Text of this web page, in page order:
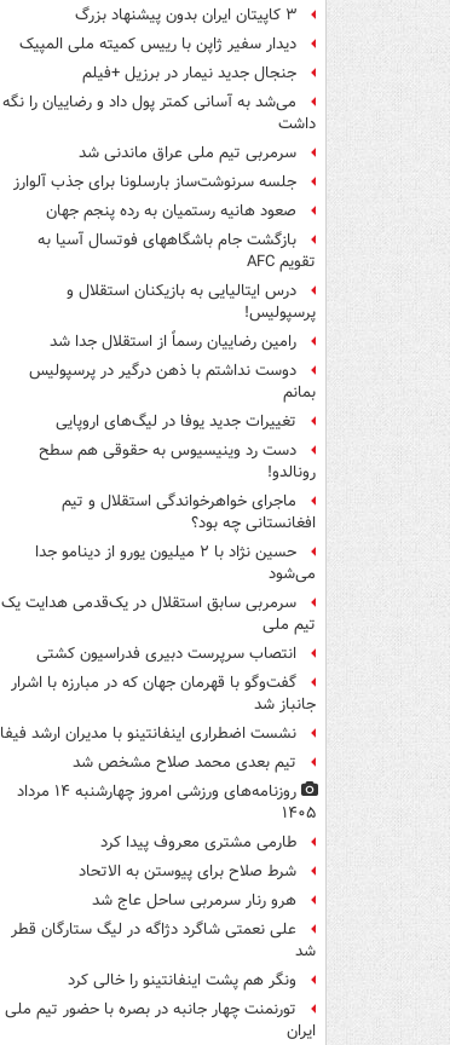
۳ کاپیتان ایران بدون پیشنهاد بزرگ
دیدار سفیر ژاپن با رییس کمیته ملی المپیک
جنجال جدید نیمار در برزیل +فیلم
می‌شد به آسانی کمتر پول داد و رضاییان را نگه
داشت
سرمربی تیم ملی عراق ماندنی شد
جلسه سرنوشت‌ساز بارسلونا برای جذب آلوارز
صعود هانیه رستمیان به رده پنجم جهان
بازگشت جام باشگاههای فوتسال آسیا به
تقویم AFC
درس ایتالیایی‌ به بازیکنان استقلال و
پرسپولیس!
رامین رضاییان رسماً از استقلال جدا شد
دوست نداشتم با ذهن درگیر در پرسپولیس
بمانم
تغییرات جدید یوفا در لیگ‌های اروپایی
دست رد وینیسیوس به حقوقی هم سطح
رونالدو!
ماجرای خواهرخواندگی استقلال و تیم
افغانستانی چه بود؟
حسین نژاد با ۲ میلیون یورو از دینامو جدا
می‌شود
سرمربی سابق استقلال در یک‌قدمی هدایت یک
تیم ملی
انتصاب سرپرست دبیری فدراسیون کشتی
گفت‌وگو با قهرمان جهان که در مبارزه با اشرار
جانباز شد
نشست اضطراری اینفانتینو با مدیران ارشد فیفا
تیم بعدی محمد صلاح مشخص شد
روزنامه‌های ورزشی امروز چهارشنبه ۱۴ مرداد
۱۴۰۵
طارمی مشتری معروف پیدا کرد
شرط صلاح برای پیوستن به الاتحاد
هرو رنار سرمربی ساحل عاج شد
علی نعمتی شاگرد دژاگه در لیگ ستارگان قطر
شد
ونگر هم پشت اینفانتینو را خالی کرد
تورنمنت چهار جانبه در بصره با حضور تیم ملی
ایران